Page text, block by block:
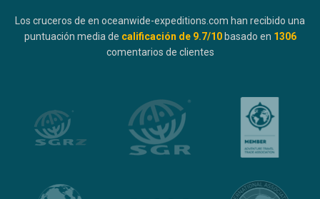
Los cruceros de en oceanwide-expeditions.com han recibido una
puntuación media de calificación de 9.7/10 basado en 1306
comentarios de clientes